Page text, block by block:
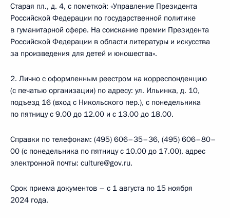
Старая пл., д. 4, с пометкой: «Управление Президента
Российской Федерации по государственной политике
в гуманитарной сфере. На соискание премии Президента
Российской Федерации в области литературы и искусства
за произведения для детей и юношества».
2. Лично с оформленным реестром на корреспонденцию
(с печатью организации) по адресу: ул. Ильинка, д. 10,
подъезд 16 (вход с Никольского пер.), с понедельника
по пятницу с 9.00 до 12.00 и с 13.00 до 18.00.
Справки по телефонам: (495) 606–35–36, (495) 606–80–
00 (с понедельника по пятницу с 10.00 до 17.00), адрес
электронной почты: culture@gov.ru.
Срок приема документов – с 1 августа по 15 ноября
2024 года.